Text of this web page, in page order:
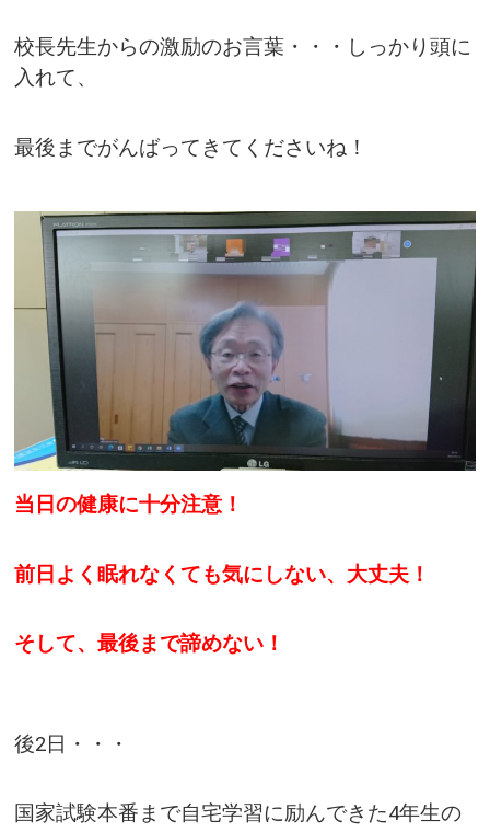
校長先生からの激励のお言葉・・・しっかり頭に
入れて、
最後までがんばってきてくださいね！
当日の健康に十分注意！
前日よく眠れなくても気にしない、大丈夫！
そして、最後まで諦めない！
後2日・・・
国家試験本番まで自宅学習に励んできた4年生の